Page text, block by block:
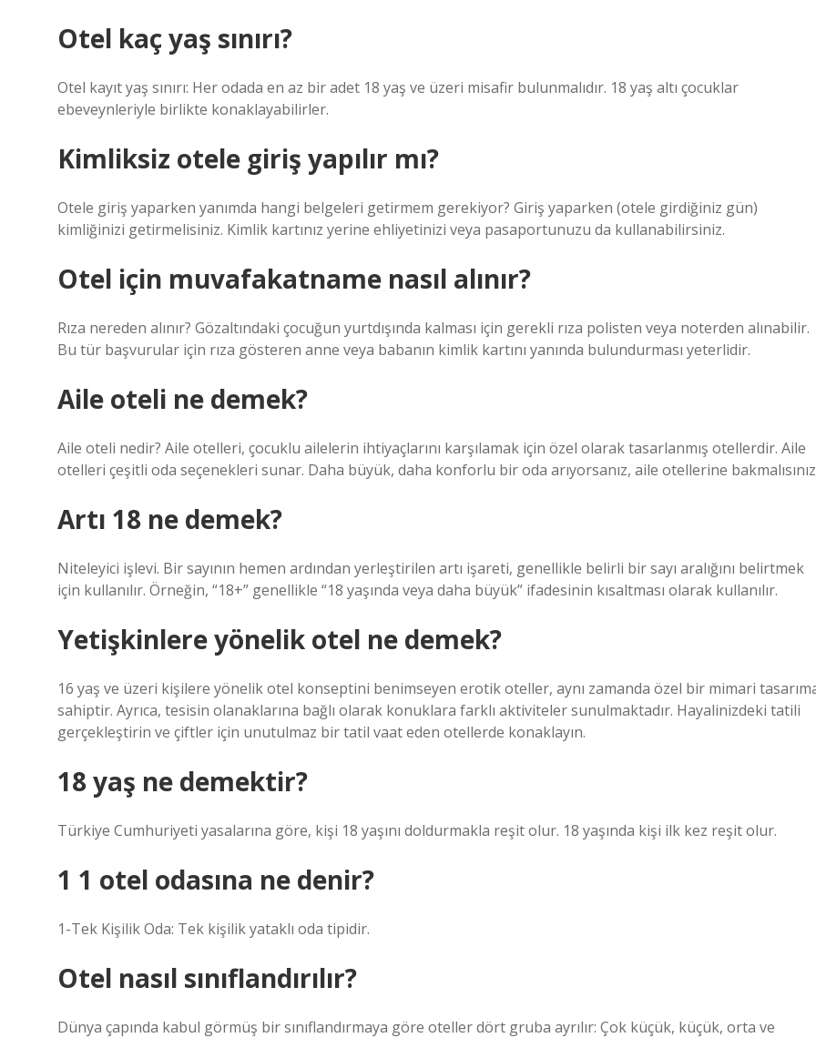
Otel kaç yaş sınırı?
Otel kayıt yaş sınırı: Her odada en az bir adet 18 yaş ve üzeri misafir bulunmalıdır. 18 yaş altı çocuklar
ebeveynleriyle birlikte konaklayabilirler.
Kimliksiz otele giriş yapılır mı?
Otele giriş yaparken yanımda hangi belgeleri getirmem gerekiyor? Giriş yaparken (otele girdiğiniz gün)
kimliğinizi getirmelisiniz. Kimlik kartınız yerine ehliyetinizi veya pasaportunuzu da kullanabilirsiniz.
Otel için muvafakatname nasıl alınır?
Rıza nereden alınır? Gözaltındaki çocuğun yurtdışında kalması için gerekli rıza polisten veya noterden alınabilir.
Bu tür başvurular için rıza gösteren anne veya babanın kimlik kartını yanında bulundurması yeterlidir.
Aile oteli ne demek?
Aile oteli nedir? Aile otelleri, çocuklu ailelerin ihtiyaçlarını karşılamak için özel olarak tasarlanmış otellerdir. Aile
otelleri çeşitli oda seçenekleri sunar. Daha büyük, daha konforlu bir oda arıyorsanız, aile otellerine
Artı 18 ne demek?
Niteleyici işlevi. Bir sayının hemen ardından yerleştirilen artı işareti, genellikle belirli bir sayı aralığını belirtmek
için kullanılır. Örneğin, “18+” genellikle “18 yaşında veya daha büyük” ifadesinin kısaltması olarak kullanılır.
Yetişkinlere yönelik otel ne demek?
16 yaş ve üzeri kişilere yönelik otel konseptini benimseyen erotik oteller, aynı zamanda özel bir mimari
sahiptir. Ayrıca, tesisin olanaklarına bağlı olarak konuklara farklı aktiviteler sunulmaktadır. Hayalinizdeki tatili
gerçekleştirin ve çiftler için unutulmaz bir tatil vaat eden otellerde konaklayın.
18 yaş ne demektir?
Türkiye Cumhuriyeti yasalarına göre, kişi 18 yaşını doldurmakla reşit olur. 18 yaşında kişi ilk kez reşit olur.
1 1 otel odasına ne denir?
1-Tek Kişilik Oda: Tek kişilik yataklı oda tipidir.
Otel nasıl sınıflandırılır?
Dünya çapında kabul görmüş bir sınıflandırmaya göre oteller dört gruba ayrılır: Çok küçük, küçük, orta ve